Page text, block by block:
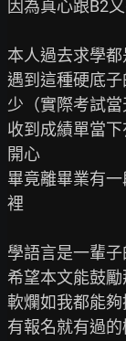
因為真心跟B2
本人過去求學
遇到這種硬底
少（實際考試當
收到成績單當
開心
畢竟離畢業有
裡
學語言是一輩
希望本文能鼓
軟爛如我都能夠
有報名就有過的